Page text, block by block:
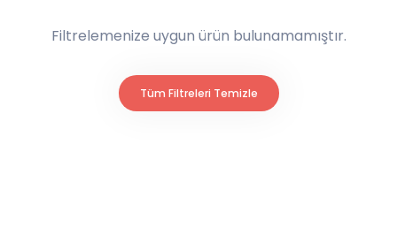
Filtrelemenize uygun ürün bulunamamıştır.
Tüm Filtreleri Temizle